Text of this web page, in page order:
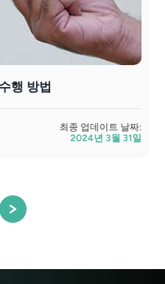
행 방법
최종 업데이트 날짜:
2024년 3월 31일